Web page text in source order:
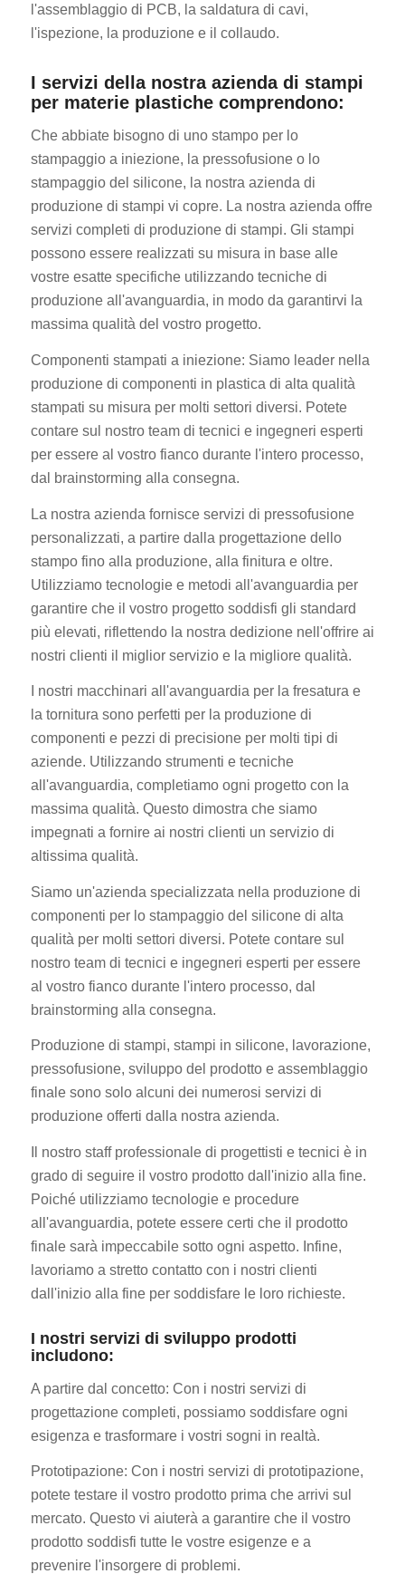
l'assemblaggio di PCB, la saldatura di cavi,
l'ispezione, la produzione e il collaudo.
I servizi della nostra azienda di stampi
per materie plastiche comprendono:
Che abbiate bisogno di uno stampo per lo
stampaggio a iniezione, la pressofusione o lo
stampaggio del silicone, la nostra azienda di
produzione di stampi vi copre. La nostra azienda offre
servizi completi di produzione di stampi. Gli stampi
possono essere realizzati su misura in base alle
vostre esatte specifiche utilizzando tecniche di
produzione all'avanguardia, in modo da garantirvi la
massima qualità del vostro progetto.
Componenti stampati a iniezione: Siamo leader nella
produzione di componenti in plastica di alta qualità
stampati su misura per molti settori diversi. Potete
contare sul nostro team di tecnici e ingegneri esperti
per essere al vostro fianco durante l'intero processo,
dal brainstorming alla consegna.
La nostra azienda fornisce servizi di pressofusione
personalizzati, a partire dalla progettazione dello
stampo fino alla produzione, alla finitura e oltre.
Utilizziamo tecnologie e metodi all'avanguardia per
garantire che il vostro progetto soddisfi gli standard
più elevati, riflettendo la nostra dedizione nell'offrire ai
nostri clienti il miglior servizio e la migliore qualità.
I nostri macchinari all'avanguardia per la fresatura e
la tornitura sono perfetti per la produzione di
componenti e pezzi di precisione per molti tipi di
aziende. Utilizzando strumenti e tecniche
all'avanguardia, completiamo ogni progetto con la
massima qualità. Questo dimostra che siamo
impegnati a fornire ai nostri clienti un servizio di
altissima qualità.
Siamo un'azienda specializzata nella produzione di
componenti per lo stampaggio del silicone di alta
qualità per molti settori diversi. Potete contare sul
nostro team di tecnici e ingegneri esperti per essere
al vostro fianco durante l'intero processo, dal
brainstorming alla consegna.
Produzione di stampi, stampi in silicone, lavorazione,
pressofusione, sviluppo del prodotto e assemblaggio
finale sono solo alcuni dei numerosi servizi di
produzione offerti dalla nostra azienda.
Il nostro staff professionale di progettisti e tecnici è in
grado di seguire il vostro prodotto dall'inizio alla fine.
Poiché utilizziamo tecnologie e procedure
all'avanguardia, potete essere certi che il prodotto
finale sarà impeccabile sotto ogni aspetto. Infine,
lavoriamo a stretto contatto con i nostri clienti
dall'inizio alla fine per soddisfare le loro richieste.
I nostri servizi di sviluppo prodotti
includono:
A partire dal concetto: Con i nostri servizi di
progettazione completi, possiamo soddisfare ogni
esigenza e trasformare i vostri sogni in realtà.
Prototipazione: Con i nostri servizi di prototipazione,
potete testare il vostro prodotto prima che arrivi sul
mercato. Questo vi aiuterà a garantire che il vostro
prodotto soddisfi tutte le vostre esigenze e a
prevenire l'insorgere di problemi.